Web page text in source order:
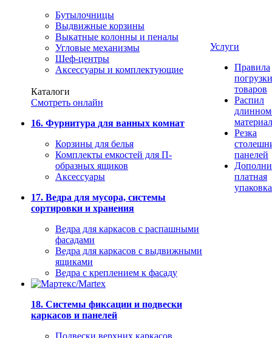
Бутылочницы
Выдвижные корзины
Выкатные колонны и пеналы
Угловые механизмы
Шеф-центры
Аксессуары и комплектующие
Каталоги
Смотреть онлайн
16. Фурнитура для ванных комнат
Корзины для белья
Комплекты емкостей для П-
образных ящиков
Аксессуары
17. Ведра для мусора, системы
сортировки и хранения
Ведра для каркасов с распашными
фасадами
Ведра для каркасов с выдвижными
ящиками
Ведра с креплением к фасаду
18. Системы фиксации и подвески
каркасов и панелей
Подвески верхних каркасов
Услуги
Правила
погрузки
товаров
Распил
Резка
панелей
платная
упаковка